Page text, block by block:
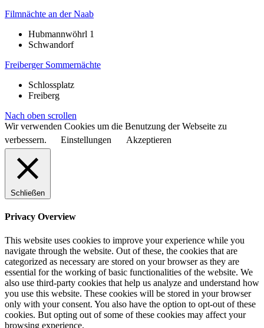
Filmnächte an der Naab
Hubmannwöhrl 1
Schwandorf
Freiberger Sommernächte
Schlossplatz
Freiberg
Nach oben scrollen
Wir verwenden Cookies um die Benutzung der Webseite zu
verbessern.
Einstellungen Akzeptieren
Schließen
Privacy Overview
This website uses cookies to improve your experience while you
navigate through the website. Out of these, the cookies that are
categorized as necessary are stored on your browser as they are
essential for the working of basic functionalities of the website. We
also use third-party cookies that help us analyze and understand how
you use this website. These cookies will be stored in your browser
only with your consent. You also have the option to opt-out of these
cookies. But opting out of some of these cookies may affect your
browsing experience.